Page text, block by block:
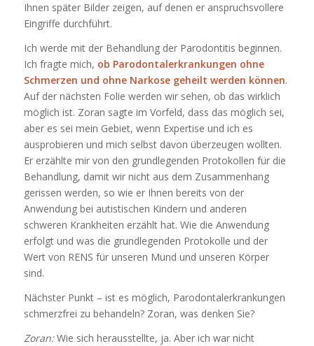
Ihnen später Bilder zeigen, auf denen er anspruchsvollere
Eingriffe durchführt.
Ich werde mit der Behandlung der Parodontitis beginnen.
Ich fragte mich, ob Parodontalerkrankungen ohne
Schmerzen und ohne Narkose geheilt werden können.
Auf der nächsten Folie werden wir sehen, ob das wirklich
möglich ist. Zoran sagte im Vorfeld, dass das möglich sei,
aber es sei mein Gebiet, wenn Expertise und ich es
ausprobieren und mich selbst davon überzeugen wollten.
Er erzählte mir von den grundlegenden Protokollen für die
Behandlung, damit wir nicht aus dem Zusammenhang
gerissen werden, so wie er Ihnen bereits von der
Anwendung bei autistischen Kindern und anderen
schweren Krankheiten erzählt hat. Wie die Anwendung
erfolgt und was die grundlegenden Protokolle und der
Wert von RENS für unseren Mund und unseren Körper
sind.
Nächster Punkt – ist es möglich, Parodontalerkrankungen
schmerzfrei zu behandeln? Zoran, was denken Sie?
Zoran:Wie sich herausstellte, ja. Aber ich war nicht